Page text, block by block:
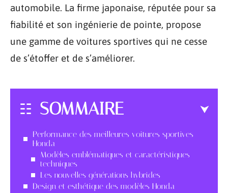
automobile. La firme japonaise, réputée pour sa
fiabilité et son ingénierie de pointe, propose
une gamme de voitures sportives qui ne cesse
de s’étoffer et de s’améliorer.
SOMMAIRE
Performance des meilleures voitures sportives
Honda
Modèles emblématiques et caractéristiques
techniques
Les nouvelles générations hybrides
Design et esthétique des modèles Honda